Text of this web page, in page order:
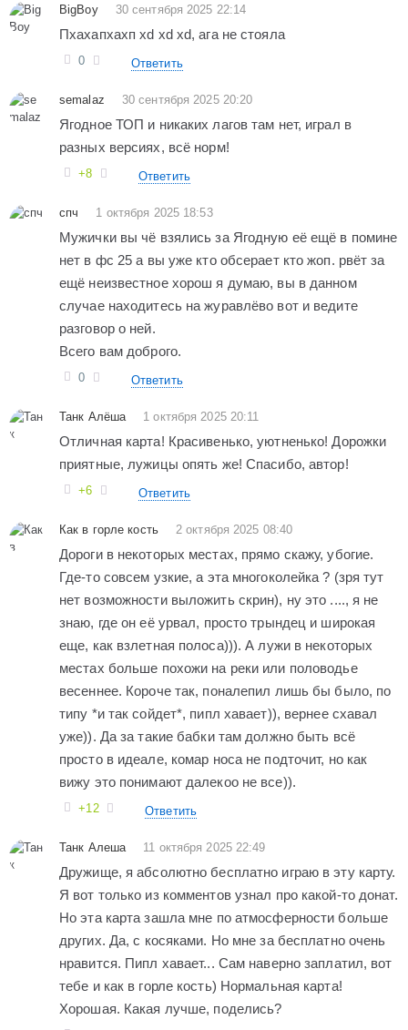
BigBoy 30 сентября 2025 22:14
Пхахапхахп xd xd xd, ага не стояла
0 Ответить
semalaz 30 сентября 2025 20:20
Ягодное ТОП и никаких лагов там нет, играл в
разных версиях, всё норм!
+8 Ответить
спч 1 октября 2025 18:53
Мужички вы чё взялись за Ягодную её ещё в помине
нет в фс 25 а вы уже кто обсерает кто жоп. рвёт за
ещё неизвестное хорош я думаю, вы в данном
случае находитесь на журавлёво вот и ведите
разговор о ней.
Всего вам доброго.
0 Ответить
Танк Алёша 1 октября 2025 20:11
Отличная карта! Красивенько, уютненько! Дорожки
приятные, лужицы опять же! Спасибо, автор!
+6 Ответить
Как в горле кость 2 октября 2025 08:40
Дороги в некоторых местах, прямо скажу, убогие.
Где-то совсем узкие, а эта многоколейка ? (зря тут
нет возможности выложить скрин), ну это ...., я не
знаю, где он её урвал, просто трындец и широкая
еще, как взлетная полоса))). А лужи в некоторых
местах больше похожи на реки или половодье
весеннее. Короче так, поналепил лишь бы было, по
типу *и так сойдет*, пипл хавает)), вернее схавал
уже)). Да за такие бабки там должно быть всё
просто в идеале, комар носа не подточит, но как
вижу это понимают далекоо не все)).
+12 Ответить
Танк Алеша 11 октября 2025 22:49
Дружище, я абсолютно бесплатно играю в эту карту.
Я вот только из комментов узнал про какой-то донат.
Но эта карта зашла мне по атмосферности больше
других. Да, с косяками. Но мне за бесплатно очень
нравится. Пипл хавает... Сам наверно заплатил, вот
тебе и как в горле кость) Нормальная карта!
Хорошая. Какая лучше, поделись?